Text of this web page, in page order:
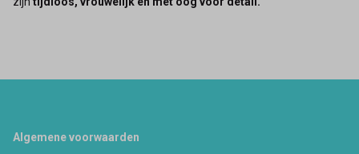
Footer
Algemene voorwaarden